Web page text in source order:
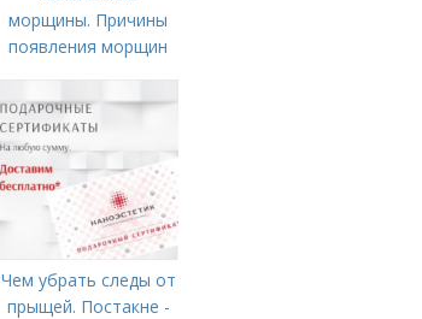
морщины. Причины
появления морщин
Чем убрать следы от
прыщей. Постакне -